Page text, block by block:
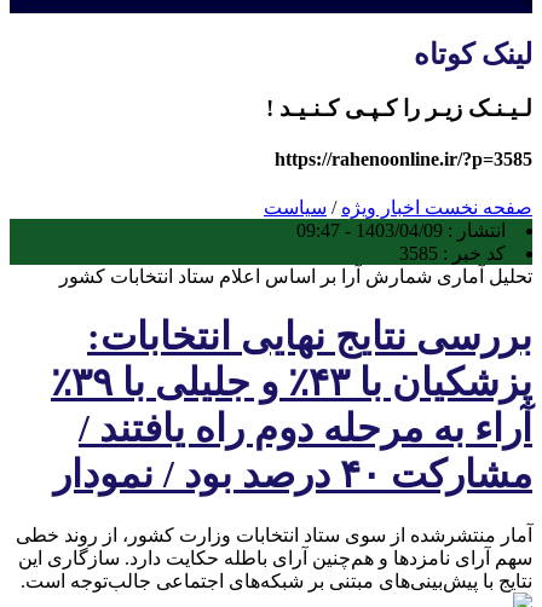
لینک کوتاه
لـیـنـک زیـر را کـپـی کـنـیـد !
https://rahenoonline.ir/?p=3585
صفحه نخست اخبار ویژه / سیاست
انتشار : 1403/04/09 - 09:47
کد خبر : 3585
تحلیل آماری شمارش آرا بر اساس اعلام ستاد انتخابات کشور
بررسی نتایج نهایی انتخابات:
پزشکیان با ۴۳٪ و جلیلی با ۳۹٪
آراء به مرحله دوم راه یافتند /
مشارکت ۴۰ درصد بود / نمودار
آمار منتشرشده از سوی ستاد انتخابات وزارت کشور، از روند خطی
سهم آرای نامزدها و هم‌چنین آرای باطله حکایت دارد. سازگاری این
نتایج با پیش‌بینی‌های مبتنی بر شبکه‌های اجتماعی جالب‌توجه است.